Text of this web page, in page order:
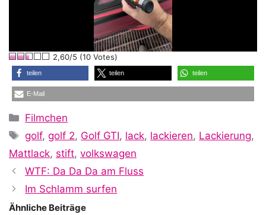
l
a
y
V
2,60/5 (10 Votes)
teilen teilen teilen
E-Mail
Kategorien
Filmchen
Schlagwörter
golf,golf 2, Golf GTI, lack, lackieren, Lackierung,
Mattlack, stift, volkswagen
WTF: Da Da Da am Fluss
Im Schlamm surfen
Ähnliche Beiträge